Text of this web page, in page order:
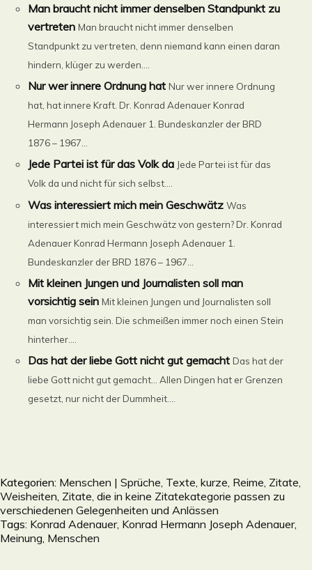
Man braucht nicht immer denselben Standpunkt zu
vertreten Man braucht nicht immer denselben
Standpunkt zu vertreten, denn niemand kann einen daran
hindern, klüger zu werden....
Nur wer innere Ordnung hat Nur wer innere Ordnung
hat, hat innere Kraft. Dr. Konrad Adenauer Konrad
Hermann Joseph Adenauer 1. Bundeskanzler der BRD
1876 – 1967...
Jede Partei ist für das Volk da Jede Partei ist für das
Volk da und nicht für sich selbst....
Was interessiert mich mein Geschwätz Was
interessiert mich mein Geschwätz von gestern? Dr. Konrad
Adenauer Konrad Hermann Joseph Adenauer 1.
Bundeskanzler der BRD 1876 – 1967...
Mit kleinen Jungen und Journalisten soll man
vorsichtig sein Mit kleinen Jungen und Journalisten soll
man vorsichtig sein. Die schmeißen immer noch einen Stein
hinterher....
Das hat der liebe Gott nicht gut gemacht Das hat der
liebe Gott nicht gut gemacht… Allen Dingen hat er Grenzen
gesetzt, nur nicht der Dummheit....
Kategorien: Menschen | Sprüche, Texte, kurze, Reime, Zitate,
Weisheiten Zitate, die in keine Zitatekategorie passen zu
verschiedenen Gelegenheiten und Anlässen
Tags: Konrad Adenauer, Konrad Hermann Joseph Adenauer,
Meinung Menschen